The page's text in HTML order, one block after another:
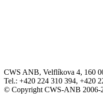
CWS ANB, Velflíkova 4, 160
Tel.: +420 224 310 394, +420
© Copyright CWS-ANB 2006-